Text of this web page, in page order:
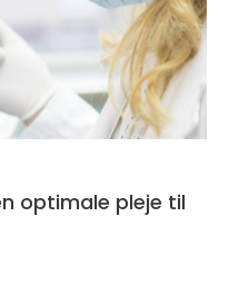
optimale pleje til